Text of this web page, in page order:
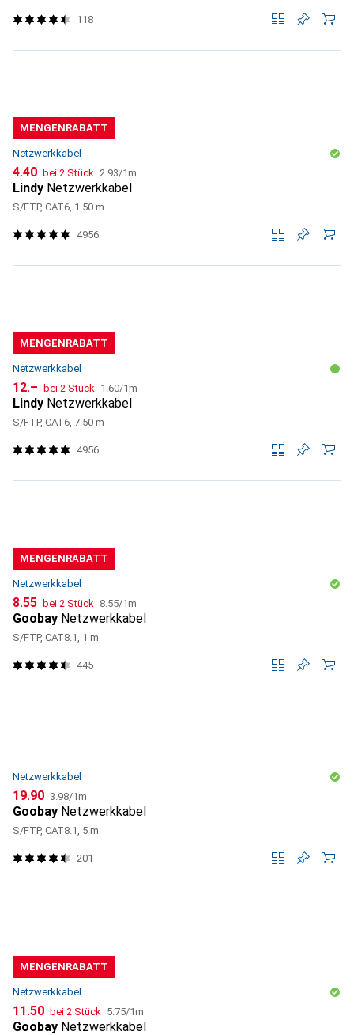
118
MENGENRABATT
Netzwerkkabel
CHF
4.40 bei 2 Stück CHF
2.93/1m
Lindy Netzwerkkabel
S/FTP, CAT6, 1.50 m
4956
MENGENRABATT
Netzwerkkabel
CHF
12.– bei 2 Stück CHF
1.60/1m
Lindy Netzwerkkabel
S/FTP, CAT6, 7.50 m
4956
MENGENRABATT
Netzwerkkabel
CHF
8.55 bei 2 Stück CHF
8.55/1m
Goobay Netzwerkkabel
S/FTP, CAT8.1, 1 m
445
Netzwerkkabel
CHF
19.90 CHF
3.98/1m
Goobay Netzwerkkabel
S/FTP, CAT8.1, 5 m
201
MENGENRABATT
Netzwerkkabel
CHF
11.50 bei 2 Stück CHF
5.75/1m
Goobay Netzwerkkabel